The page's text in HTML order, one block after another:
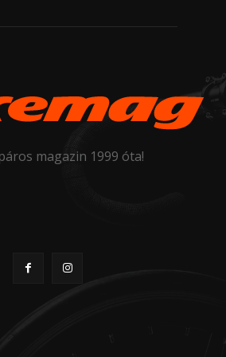
magazin 1999 óta!